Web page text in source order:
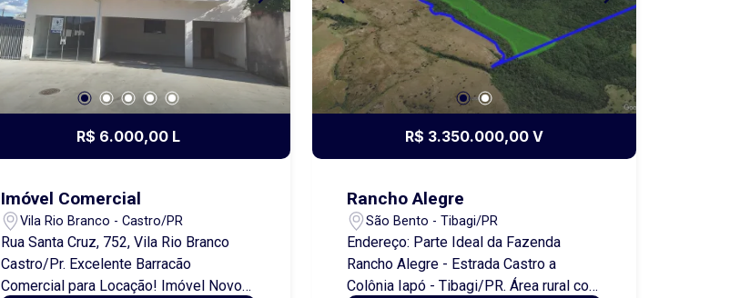
R$ 6.000,00 L
Imóvel Comercial
Vila Rio Branco - Castro/PR
Rua Santa Cruz, 752, Vila Rio Branco
Castro/Pr. Excelente Barracão
Comercial para Locação! Imóvel Novo!
R$ 3.350.000,00 V
Rancho Alegre
São Bento - Tibagi/PR
Endereço: Parte Ideal da Fazenda
Rancho Alegre - Estrada Castro a
Colônia Iapó - Tibagi/PR. Área rural com